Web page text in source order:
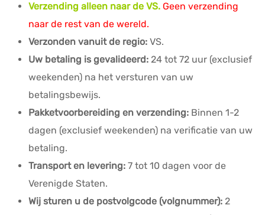
Verzending alleen naar de VS. Geen verzending
naar de rest van de wereld.
Verzonden vanuit de regio: VS.
Uw betaling is gevalideerd: 24 tot 72 uur (exclusief
weekenden) na het versturen van uw
betalingsbewijs.
Pakketvoorbereiding en verzending: Binnen 1-2
dagen (exclusief weekenden) na verificatie van uw
betaling.
Transport en levering: 7 tot 10 dagen voor de
Verenigde Staten.
Wij sturen u de postvolgcode (volgnummer): 2